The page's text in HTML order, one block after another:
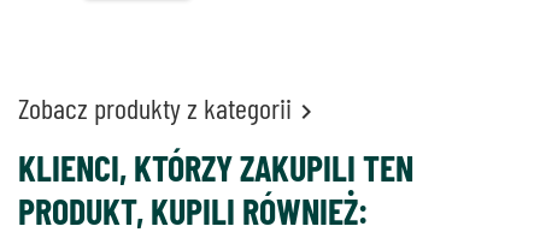
Zobacz produkty z kategorii 
KLIENCI, KTÓRZY ZAKUPILI TEN
PRODUKT, KUPILI RÓWNIEŻ: